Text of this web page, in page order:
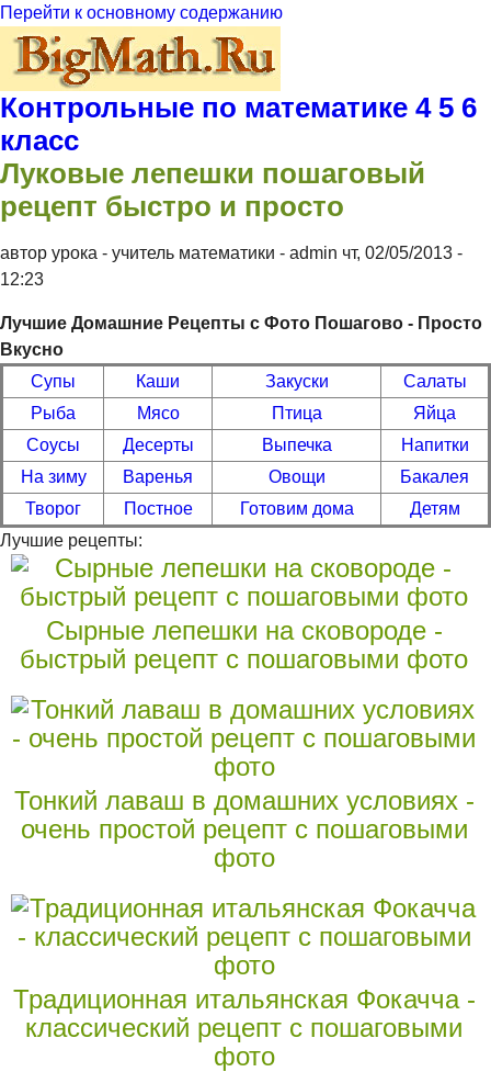
Перейти к основному содержанию
Контрольные по математике 4 5 6
класс
Луковые лепешки пошаговый
рецепт быстро и просто
автор урока - учитель математики - admin чт, 02/05/2013 -
12:23
Лучшие Домашние Рецепты с Фото Пошагово - Просто
Вкусно
Супы
Каши Закуски
Салаты
Рыба
Мясо Птица
Яйца
Соусы
Десерты Выпечка
Напитки
На зиму
Варенья Овощи
Бакалея
Творог
Постное Готовим дома
Детям
Лучшие рецепты:
Сырные лепешки на сковороде -
быстрый рецепт с пошаговыми фото
Тонкий лаваш в домашних условиях -
очень простой рецепт с пошаговыми
фото
Традиционная итальянская Фокачча -
классический рецепт с пошаговыми
фото